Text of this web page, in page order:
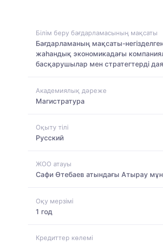
Білім беру бағдарламасының мақсаты
Бағдарламаның мақсаты-
жаһандық экономикадағы
басқарушылар мен стратегтерді
Академиялық дәреже
Магистратура
Оқыту тілі
Русский
ЖОО атауы
Сафи Өтебаев атындағы Атырау
Оқу мерзімі
1 год
Кредиттер көлемі